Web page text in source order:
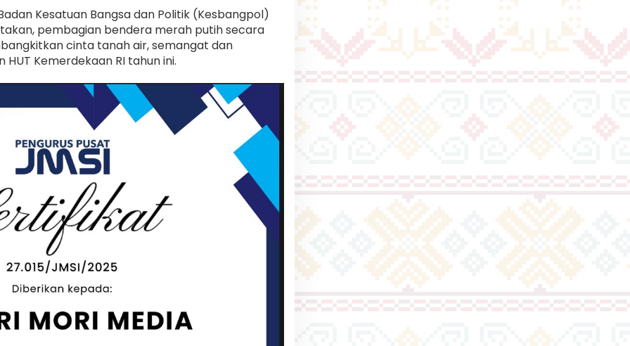
Kesatuan Bangsa dan Politik (Kesbangpol)
pembagian bendera merah putih secara
cinta tanah air, semangat dan
Kemerdekaan RI tahun ini.